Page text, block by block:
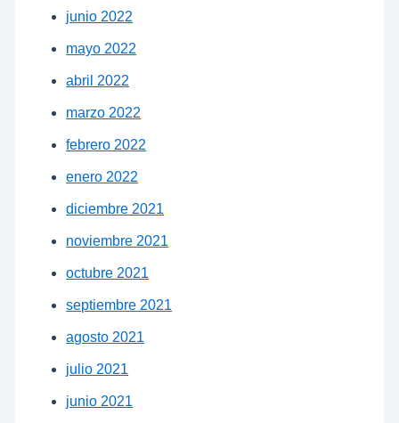
junio 2022
mayo 2022
abril 2022
marzo 2022
febrero 2022
enero 2022
diciembre 2021
noviembre 2021
octubre 2021
septiembre 2021
agosto 2021
julio 2021
junio 2021